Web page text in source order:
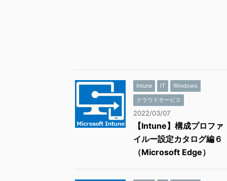
Intune IT
Windows
クラウドサービス
2022/03/07
【Intune】構成プロファ
イルー設定カタログ編６
（Microsoft Edge）